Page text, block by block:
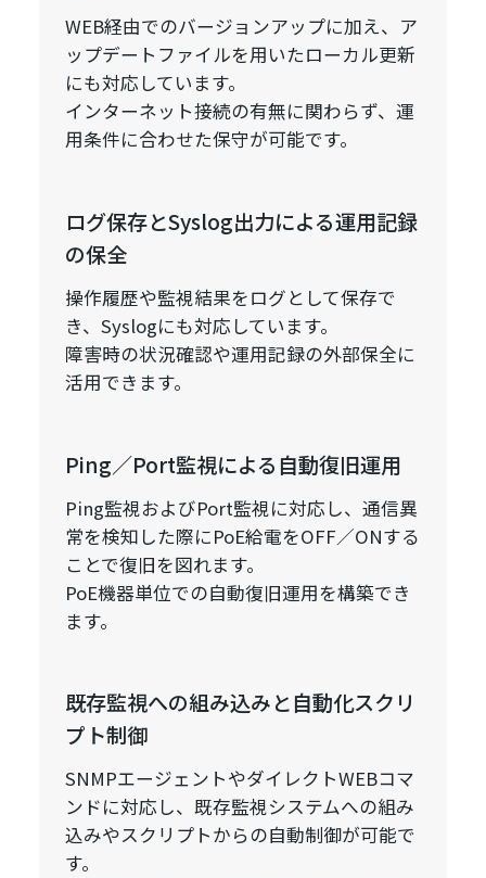
WEB経由でのバージョンアップに加え、ア
ップデートファイルを用いたローカル更新
にも対応しています。
インターネット接続の有無に関わらず、運
用条件に合わせた保守が可能です。
ログ保存とSyslog出力による運用記録
の保全
操作履歴や監視結果をログとして保存で
き、Syslogにも対応しています。
障害時の状況確認や運用記録の外部保全に
活用できます。
Ping／Port監視による自動復旧運用
Ping監視およびPort監視に対応し、通信異
常を検知した際にPoE給電をOFF／ONする
ことで復旧を図れます。
PoE機器単位での自動復旧運用を構築でき
ます。
既存監視への組み込みと自動化スクリ
プト制御
SNMPエージェントやダイレクトWEBコマ
ンドに対応し、既存監視システムへの組み
込みやスクリプトからの自動制御が可能で
す。